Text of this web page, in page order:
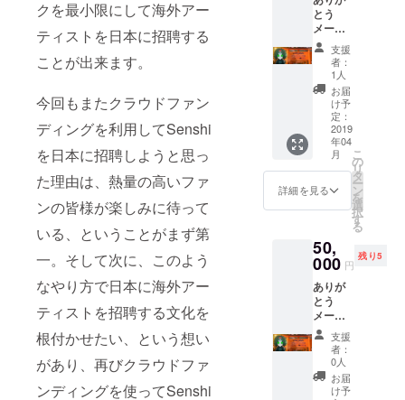
クを最小限にして海外アー
ティストを日本に招聘する
ことが出来ます。
今回もまたクラウドファン
ディングを利用してSenshi
を日本に招聘しようと思っ
た理由は、熱量の高いファ
ンの皆様が楽しみに待って
いる、ということがまず第
一。そして次に、このよう
なやり方で日本に海外アー
ティストを招聘する文化を
根付かせたい、という想い
があり、再びクラウドファ
ンディングを使ってSenshi
り充電
がされ
ない場
合がご
ざいま
す。 ※
取付及
び使用
方法の
サポー
トはご
ざいま
取付や
使用に
等に関
し弊社
の保障
は一切
ござい
ませ
ん。※ご
使用の
ディス
プレイ
により
20 S
(165CM
) 47 67
20 M
(170CM
) 50 70
20 L
(175CM
) 53 73
(180CM
) 56 75
援時に
必ず備
のお名
前をご
記入く
ださ
い。 ※
記入が
ない場
合は
CAMPF
IREにて
使用さ
ト！ ボ
ディ：
GILDA
N63000
サイ
ズ：(左
から身
幅 (CM)
身丈
(CM)袖
(CM))
XS
(160CM
(165CM
) 47 67
(170CM
) 50 70
20 L
(175CM
) 53 73
(180CM
) 56 75
(CF終了
後は
¥4,500-
にて販
売) 3/10
終演後
meet&g
reet参
加券 ボ
ディ：
GILDA
N63000
サイ
身丈
(CM)袖
丈
(CM))
XS
(160CM
) 44 64
(165CM
) 47 67
とう
メール&
動画
DVD付
きスプ
リット
CD CD
にクレ
ジット
記載
3/10ラ
イブチ
ケット
(CF終了
後は
にて販
売) CF
限定T-
shirts
(CF終了
後は
¥4,500-
にて販
売) 3/10
終演後
meet&g
支援
者：
1人
お届
け予
定：
2019
年04
月
詳細を見る
こ
の
リ
タ
ー
ン
を
選
択
す
る
50,
000 円
残り5
ありが
とう
メール&
動画
DVD付
きスプ
リット
CD CD
支援
者：
0人
お届
け予